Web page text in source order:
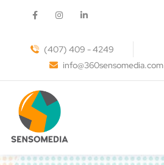
(407) 409 - 4249
info@360sensomedia.com